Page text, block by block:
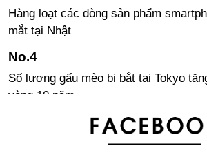
Hàng loạt các dòng sản phẩm
mắt tại Nhật
Số lượng gấu mèo bị bắt tại Tokyo
vòng 10 năm
Nhật Bản ra mắt tivi 8K tích hợp bộ